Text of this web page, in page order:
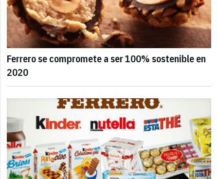
Ferrero se compromete a ser 100% sostenible en
2020